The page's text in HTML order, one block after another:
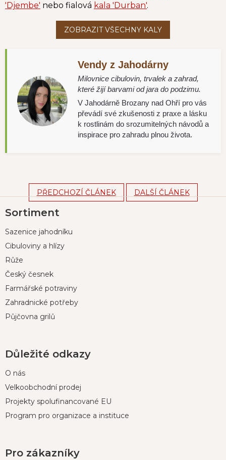
'Djembe' nebo fialová kala 'Durban'.
Vendy z Jahodárny
Milovnice cibulovin, trvalek a zahrad,
které žijí barvami od jara do podzimu.
V Jahodárně Brozany nad Ohří pro vás
převádí své zkušenosti z praxe a lásku
k rostlinám do srozumitelných návodů a
inspirace pro zahradu plnou života.
PŘEDCHOZÍ ČLÁNEK DALŠÍ ČLÁNEK
á
a
Sortiment
Sazenice jahodníku
Cibuloviny a hlízy
Růže
Český česnek
Farmářské potraviny
Zahradnické potřeby
Půjčovna grilů
Důležité odkazy
O nás
Velkoobchodní prodej
Projekty spolufinancované EU
Program pro organizace a instituce
Pro zákazníky